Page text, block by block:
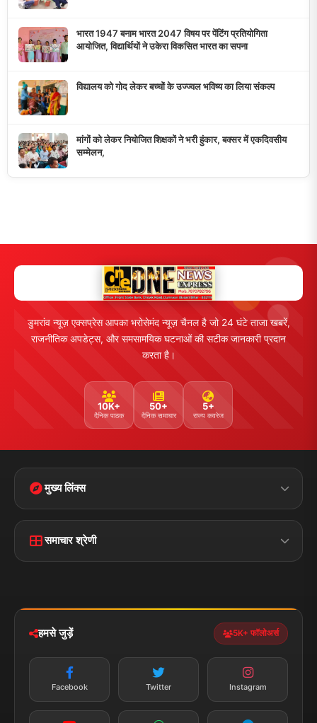
भारत 1947 बनाम भारत 2047 विषय पर पेंटिंग प्रतियोगिता
आयोजित, विद्यार्थियों ने उकेरा विकसित भारत का सपना
विद्यालय को गोद लेकर बच्चों के उज्ज्वल भविष्य का लिया संकल्प
मांगों को लेकर नियोजित शिक्षकों ने भरी हुंकार, बक्सर में एकदिवसीय
सम्मेलन,
डुमरांव न्यूज़ एक्सप्रेस आपका भरोसेमंद न्यूज़ चैनल है जो 24 घंटे ताजा खबरें,
राजनीतिक अपडेट्स, और समसामयिक घटनाओं की सटीक जानकारी प्रदान
करता है।
10K+
दैनिक पाठक
50+
दैनिक समाचार
5+
राज्य कवरेज
मुख्य लिंक्स
लाइव टीवी ब्रेकिंग न्यूज़
समाचार श्रेणी
हमसे जुड़ें 5K+ फॉलोअर्स
Facebook Twitter Instagram